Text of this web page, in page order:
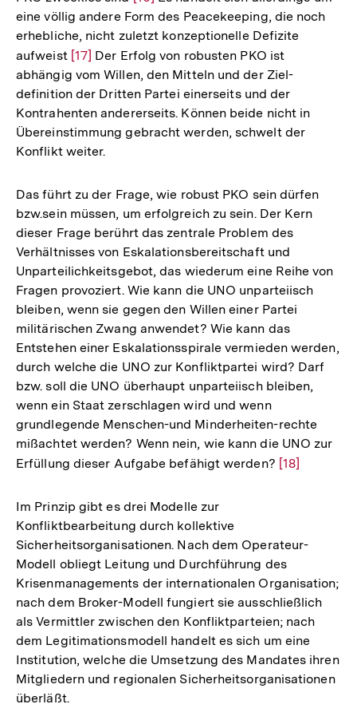
Auflösung
der
Fußnote
eine völlig andere Form des Peacekeeping, die noch
erhebliche, nicht zuletzt konzeptionelle Defizite
aufweist Zur
Auflösung
der
Fußnote
[17] Der Erfolg von robusten PKO ist
abhängig vom Willen, den Mitteln und der Ziel-
definition der Dritten Partei einerseits und der
Kontrahenten andererseits. Können beide nicht in
Übereinstimmung gebracht werden, schwelt der
Konflikt weiter.
Das führt zu der Frage, wie robust PKO sein dürfen
bzw.sein müssen, um erfolgreich zu sein. Der Kern
dieser Frage berührt das zentrale Problem des
Verhältnisses von Eskalationsbereitschaft und
Unparteilichkeitsgebot, das wiederum eine Reihe von
Fragen provoziert. Wie kann die UNO unparteiisch
bleiben, wenn sie gegen den Willen einer Partei
militärischen Zwang anwendet? Wie kann das
Entstehen einer Eskalationsspirale vermieden werden,
durch welche die UNO zur Konfliktpartei wird? Darf
bzw. soll die UNO überhaupt unparteiisch bleiben,
wenn ein Staat zerschlagen wird und wenn
grundlegende Menschen-und Minderheiten-rechte
mißachtet werden? Wenn nein, wie kann die UNO zur
Erfüllung dieser Aufgabe befähigt werden? Zur
[18]
Im Prinzip gibt es drei Modelle zur
Konfliktbearbeitung durch kollektive
Sicherheitsorganisationen. Nach dem Operateur-
Modell obliegt Leitung und Durchführung des
Krisenmanagements der internationalen Organisation;
nach dem Broker-Modell fungiert sie ausschließlich
als Vermittler zwischen den Konfliktparteien; nach
dem Legitimationsmodell handelt es sich um eine
Institution, welche die Umsetzung des Mandates ihren
Mitgliedern und regionalen Sicherheitsorganisationen
überläßt.